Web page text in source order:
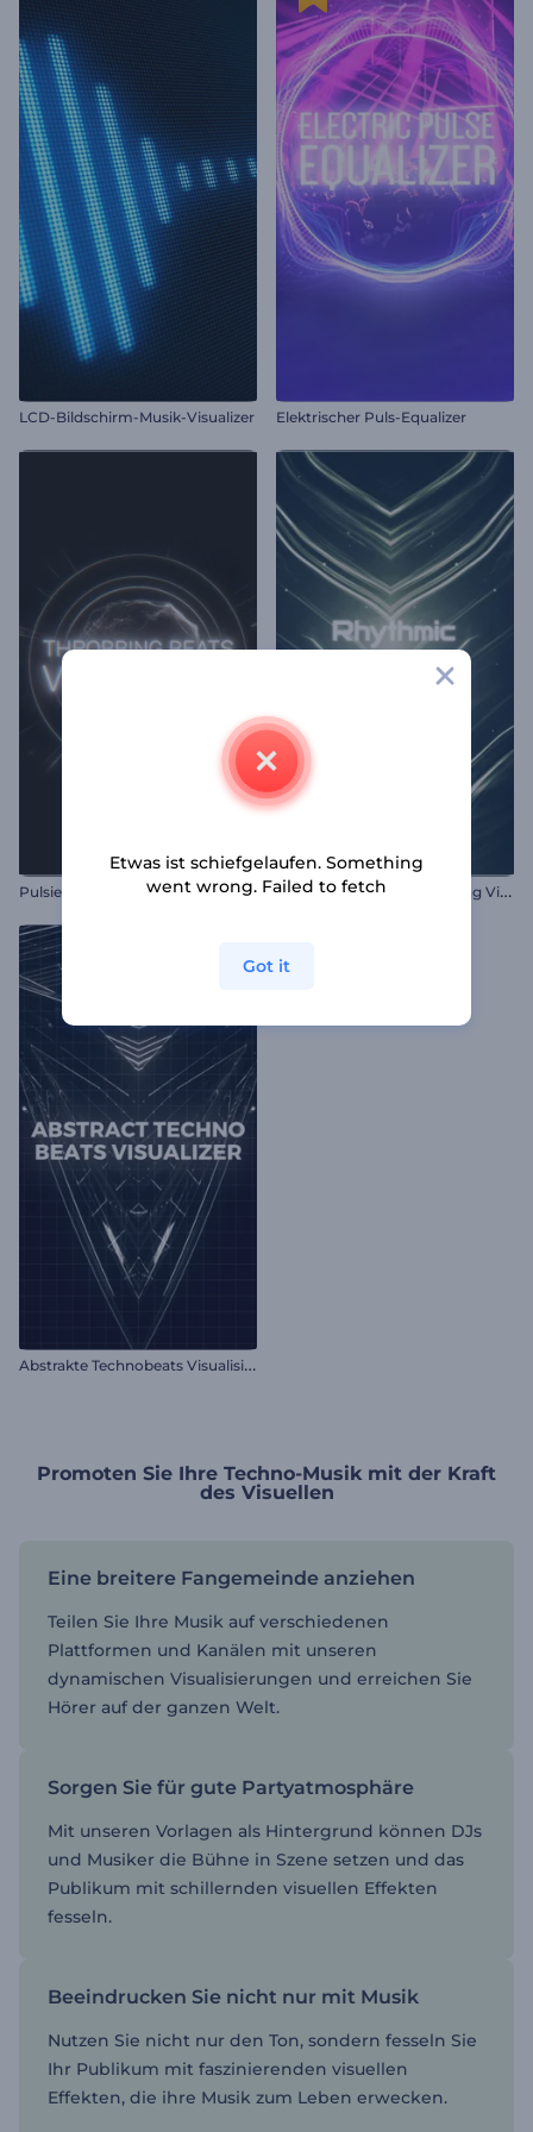
LCD-Bildschirm-Musik-Visualizer Elektrischer Puls-Equalizer
Pulsierende Beats-Visualizer R
hythmische Lichtbrechung Visualisierer
A
bstrakte Technobeats Visualisierer
Promoten Sie Ihre Techno-Musik mit der Kraft
des Visuellen
Eine breitere Fangemeinde anziehen
Teilen Sie Ihre Musik auf verschiedenen
Plattformen und Kanälen mit unseren
dynamischen Visualisierungen und erreichen Sie
Hörer auf der ganzen Welt.
Sorgen Sie für gute Partyatmosphäre
Mit unseren Vorlagen als Hintergrund können DJs
und Musiker die Bühne in Szene setzen und das
Publikum mit schillernden visuellen Effekten
fesseln.
Beeindrucken Sie nicht nur mit Musik
Nutzen Sie nicht nur den Ton, sondern fesseln Sie
Ihr Publikum mit faszinierenden visuellen
Effekten, die ihre Musik zum Leben erwecken.
Etwas ist schiefgelaufen. Something
went wrong. Failed to fetch
Got it